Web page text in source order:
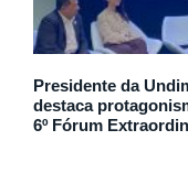
Presidente da
destaca
6º Fórum